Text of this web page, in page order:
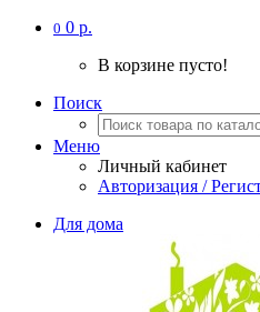
0 0 р.
В корзине пусто!
Поиск
Меню
Личный кабинет
Авторизация /
Для дома